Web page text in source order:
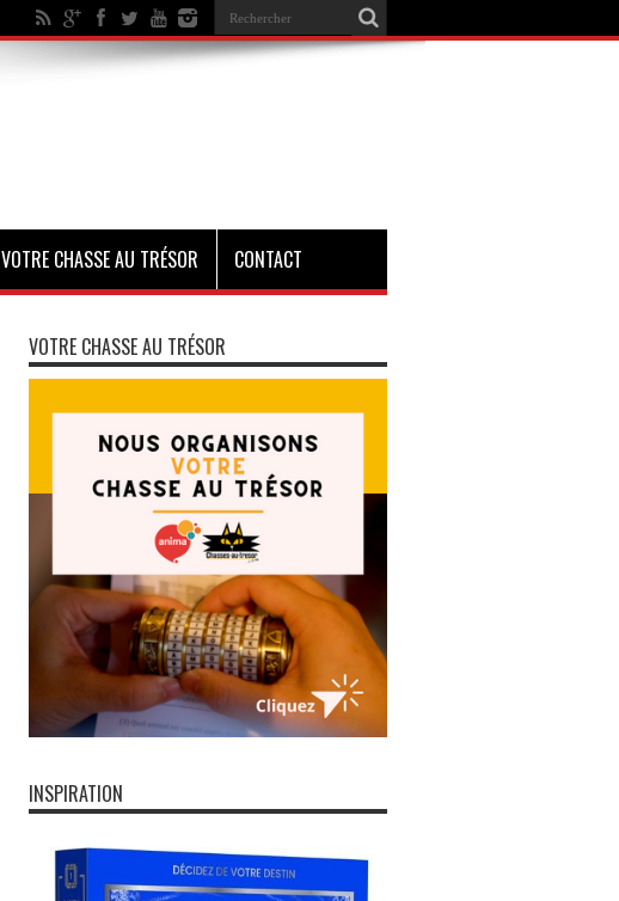
VOTRE CHASSE AU TRÉSOR CONTACT
VOTRE CHASSE AU TRÉSOR
INSPIRATION